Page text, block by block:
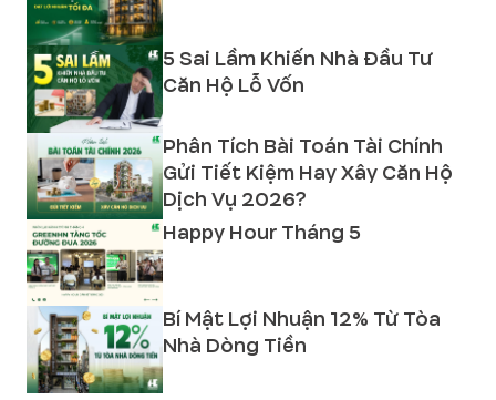
5 Sai Lầm Khiến Nhà Đầu Tư
Căn Hộ Lỗ Vốn
Phân Tích Bài Toán Tài Chính
Gửi Tiết Kiệm Hay Xây Căn Hộ
Dịch Vụ 2026?
Happy Hour Tháng 5
Bí Mật Lợi Nhuận 12% Từ Tòa
Nhà Dòng Tiền